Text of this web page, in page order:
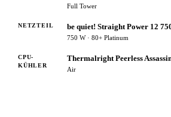
Full Tower
NETZTEIL be quiet! Straight Power 12
750 W · 80+ Platinum
CPU-
KÜHLER
Thermalright Peerless
Air